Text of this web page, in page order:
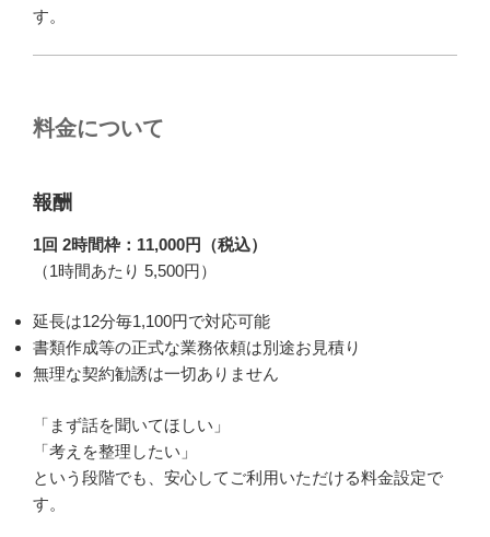
す。
料金について
報酬
1回 2時間枠：11,000円（税込）
（1時間あたり 5,500円）
延長は12分毎1,100円で対応可能
書類作成等の正式な業務依頼は別途お見積り
無理な契約勧誘は一切ありません
「まず話を聞いてほしい」
「考えを整理したい」
という段階でも、安心してご利用いただける料金設定で
す。